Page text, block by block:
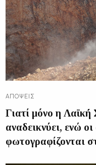
ΑΠΌΨΕΙΣ
Γιατί μόνο η Λαϊκή
αναδεικνύει, ενώ
φωτογραφίζονται